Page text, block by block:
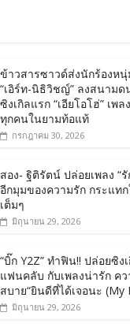
ข้าวสารซาวด์ส่งนักร้องห
“เอิร์ท-นิธิวิชญ์” ลงสนามด
ซิงเกิลแรก “เอียโอโฮ่” เพ
ทุกคนในยามท้อแท้
กรกฎาคม 30, 2026
สอง- ฐิติรัตน์ ปล่อยเพลง “รั
อีกมุมของความรัก กระแท
เต็มๆ
มิถุนายน 29, 2026
“บิ๊ก Y2Z” ทำฟิน!! ปล่อยซิง
แฟนคลับ กับเพลงน่ารัก ค
สบาย“ยินดีที่ได้เจอนะ (My
มิถุนายน 29, 2026